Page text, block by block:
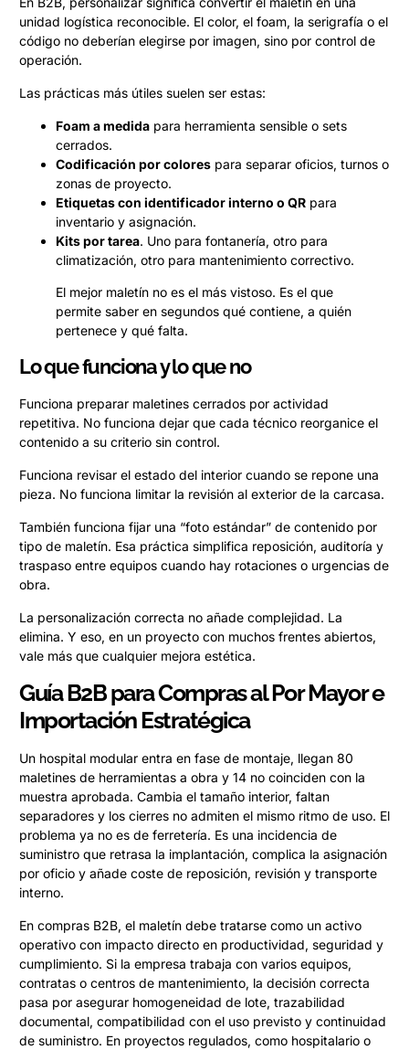
unidad logística reconocible. El color, el foam, la serigrafía o el
código no deberían elegirse por imagen, sino por control de
operación.
Las prácticas más útiles suelen ser estas:
Foam a medida para herramienta sensible o sets
cerrados.
Codificación por colores para separar oficios, turnos o
zonas de proyecto.
Etiquetas con identificador interno o QR para
inventario y asignación.
Kits por tarea. Uno para fontanería, otro para
climatización, otro para mantenimiento correctivo.
El mejor maletín no es el más vistoso. Es el que
permite saber en segundos qué contiene, a quién
pertenece y qué falta.
Lo que funciona y lo que no
Funciona preparar maletines cerrados por actividad
repetitiva. No funciona dejar que cada técnico reorganice el
contenido a su criterio sin control.
Funciona revisar el estado del interior cuando se repone una
pieza. No funciona limitar la revisión al exterior de la carcasa.
También funciona fijar una “foto estándar” de contenido por
tipo de maletín. Esa práctica simplifica reposición, auditoría y
traspaso entre equipos cuando hay rotaciones o urgencias de
obra.
La personalización correcta no añade complejidad. La
elimina. Y eso, en un proyecto con muchos frentes abiertos,
vale más que cualquier mejora estética.
Guía B2B para Compras al Por Mayor e
Importación Estratégica
Un hospital modular entra en fase de montaje, llegan 80
maletines de herramientas a obra y 14 no coinciden con la
muestra aprobada. Cambia el tamaño interior, faltan
separadores y los cierres no admiten el mismo ritmo de uso. El
problema ya no es de ferretería. Es una incidencia de
suministro que retrasa la implantación, complica la asignación
por oficio y añade coste de reposición, revisión y transporte
interno.
En compras B2B, el maletín debe tratarse como un activo
operativo con impacto directo en productividad, seguridad y
cumplimiento. Si la empresa trabaja con varios equipos,
contratas o centros de mantenimiento, la decisión correcta
pasa por asegurar homogeneidad de lote, trazabilidad
documental, compatibilidad con el uso previsto y continuidad
de suministro. En proyectos regulados, como hospitalario o